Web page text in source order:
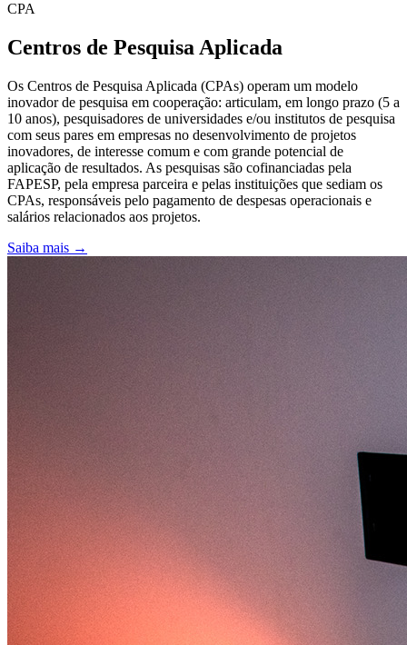
CPA
Centros de Pesquisa Aplicada
Os Centros de Pesquisa Aplicada (CPAs) operam um modelo
inovador de pesquisa em cooperação: articulam, em longo prazo (5 a
10 anos), pesquisadores de universidades e/ou institutos de pesquisa
com seus pares em empresas no desenvolvimento de projetos
inovadores, de interesse comum e com grande potencial de
aplicação de resultados. As pesquisas são cofinanciadas pela
FAPESP, pela empresa parceira e pelas instituições que sediam os
CPAs, responsáveis pelo pagamento de despesas operacionais e
salários relacionados aos projetos.
Saiba mais →